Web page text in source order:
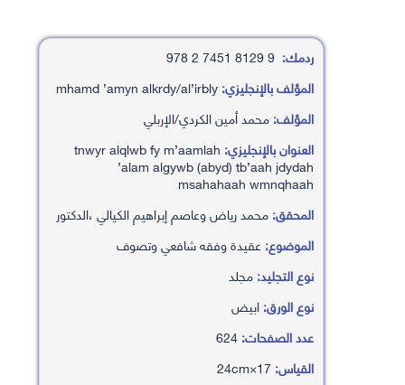
ردمك:
المؤلف بالإنجليزي:
المؤلف:محمد أمين الكردي/الإربلي
العنوان بالإنجليزي: tnwyr alqlwb fy m’aamlah
’alam algywb (abyd) tb’aah jdydah
msahahaah wmnqhaah
المحقق:محمد رياض وعاصم إبراهيم الكيالي ،الدكتور
الموضوع:عقيدة وفقه شافعي وتصوف
نوع التجليد:مجلد
نوع الورق:ابيض
عدد الصفحات:
القياس: